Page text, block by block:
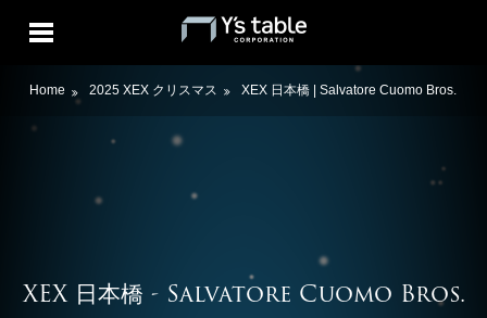
Home 2025 XEX クリスマス XEX 日本橋 | Salvatore Cuomo Bros.
XEX 日本橋 - Salvatore Cuomo Bros.